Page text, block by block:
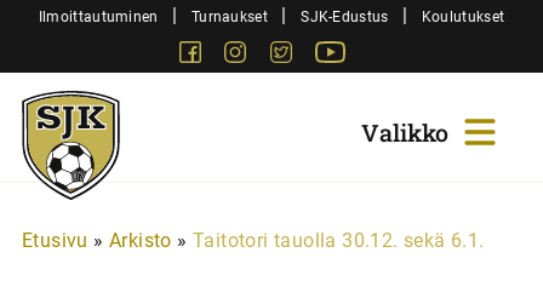
SiirryIlmoittautuminen | Turnaukset | SJK-Edustus | Koulutukset
FacebookInstagram
Twitter
Sjk-
Juniorit
Etusivu » Arkisto » Taitotori tauolla 30.12. sekä 6.1.